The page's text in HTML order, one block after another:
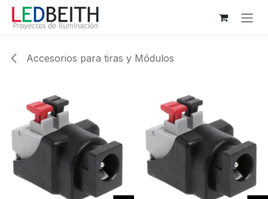
Ir al contenido
Accesorios para tiras y Módulos